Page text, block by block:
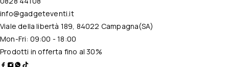
info@gadgeteventi.it
Viale della libertà 189, 84022 Campagna(SA)
Mon-Fri: 09:00 - 18:00
Prodotti in offerta fino al 30%